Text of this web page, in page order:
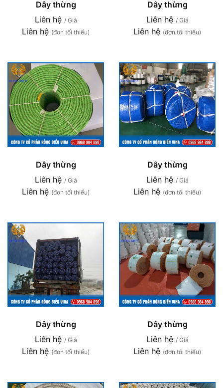
Dây thừng
Liên hệ / Giá
Liên hệ (đơn tối thiểu)
Dây thừng
Liên hệ / Giá
Liên hệ (đơn tối thiểu)
Dây thừng
Liên hệ / Giá
Liên hệ (đơn tối thiểu)
Dây thừng
Liên hệ / Giá
Liên hệ (đơn tối thiểu)
Dây thừng
Liên hệ / Giá
Liên hệ (đơn tối thiểu)
Dây thừng
Liên hệ / Giá
Liên hệ (đơn tối thiểu)